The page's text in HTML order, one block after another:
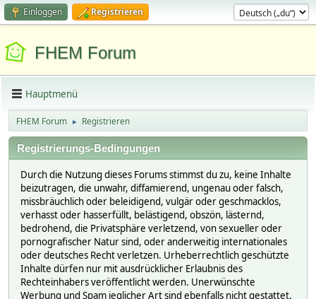
Einloggen Registrieren
FHEM Forum
Hauptmenü
FHEM Forum ► Registrieren
Registrierungs-Bedingungen
Durch die Nutzung dieses Forums stimmst du zu, keine Inhalte
beizutragen, die unwahr, diffamierend, ungenau oder falsch,
missbräuchlich oder beleidigend, vulgär oder geschmacklos,
verhasst oder hasserfüllt, belästigend, obszön, lästernd,
bedrohend, die Privatsphäre verletzend, von sexueller oder
pornografischer Natur sind, oder anderweitig internationales
oder deutsches Recht verletzen. Urheberrechtlich geschützte
Inhalte dürfen nur mit ausdrücklicher Erlaubnis des
Rechteinhabers veröffentlicht werden. Unerwünschte
Werbung und Spam jeglicher Art sind ebenfalls nicht gestattet.